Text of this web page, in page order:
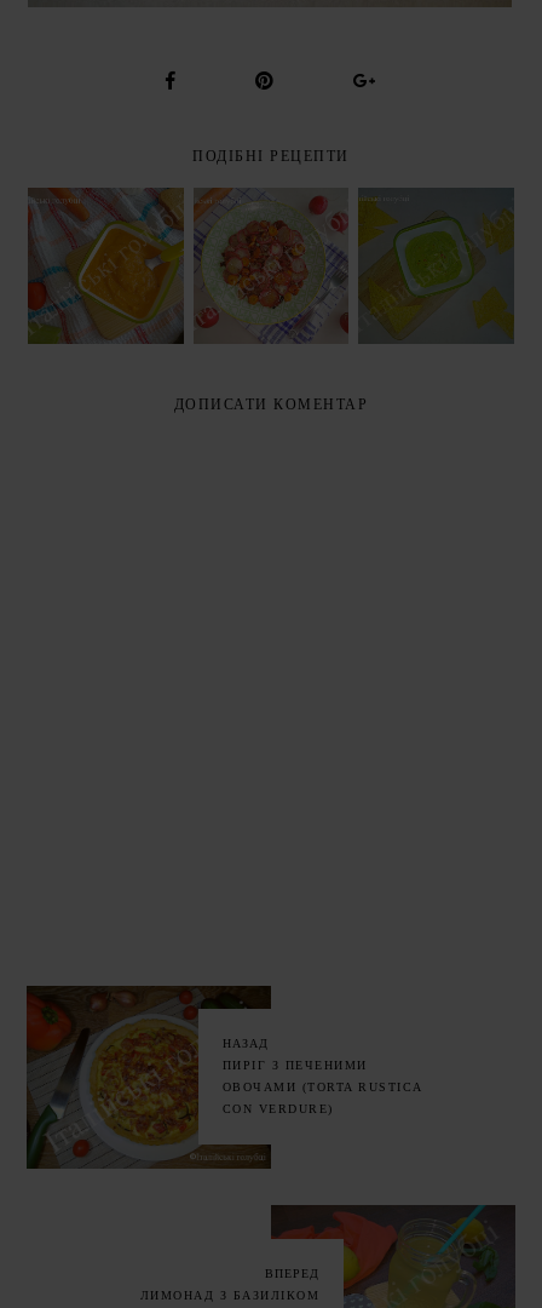
ПОДІБНІ РЕЦЕПТИ
ІКРА З ЦУКІНІ
В
МУЛЬТИВАРЦІ
(CAVIALE DI
ZUCCHINE)
ПЕЧЕНА
РЕДИСКА
(RAVANELLI AL
FORNO)
ГУАКАМОЛЕ
(GUACAMOLE)
ДОПИСАТИ КОМЕНТАР
НАЗАД
ПИРІГ З ПЕЧЕНИМИ
ОВОЧАМИ (TORTA RUSTICA
CON VERDURE)
ВПЕРЕД
ЛИМОНАД З БАЗИЛІКОМ